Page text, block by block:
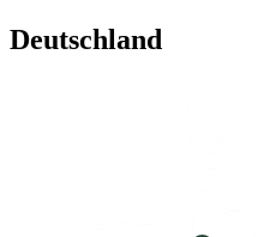
Deutschland